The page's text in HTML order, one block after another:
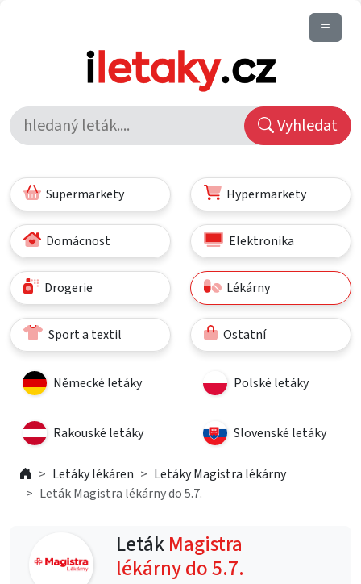
Vyhledat
Supermarkety Hypermarkety
Domácnost Elektronika
Drogerie Lékárny
Sport a textil Ostatní
Německé letáky Polské letáky
Rakouské letáky Slovenské letáky
Letáky lékáren
Letáky Magistra lékárny
Leták Magistra lékárny do 5.7.
LetákMagistra
lékárny do 5.7.